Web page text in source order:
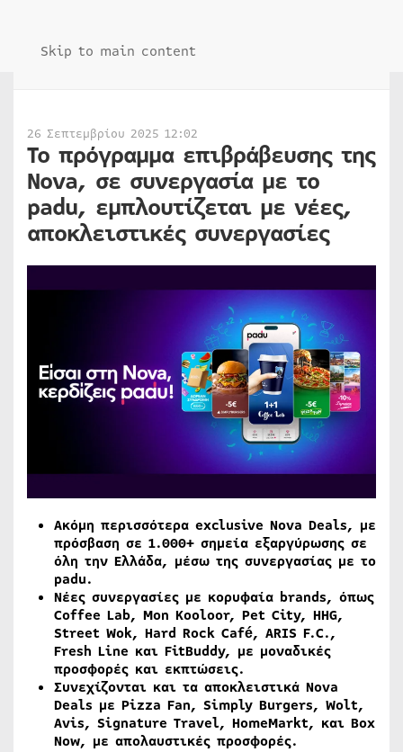
Skip to main content
26 Σεπτεμβρίου 2025 12:02
Το πρόγραμμα επιβράβευσης της
Nova, σε συνεργασία με το
padu, εμπλουτίζεται με νέες,
αποκλειστικές συνεργασίες
Ακόμη περισσότερα exclusive Nova Deals, με
πρόσβαση σε 1.000+ σημεία εξαργύρωσης σε
όλη την Ελλάδα, μέσω της συνεργασίας με το
padu.
Νέες συνεργασίες με κορυφαία brands, όπως
Coffee Lab, Mon Kooloor, Pet City, HHG,
Street Wok, Hard Rock Café, ARIS F.C.,
Fresh Line και FitBuddy, με μοναδικές
προσφορές και εκπτώσεις.
Συνεχίζονται και τα αποκλειστικά Nova
Deals με Pizza Fan, Simply Burgers, Wolt,
Avis, Signature Travel, HomeMarkt, και Box
Now, με απολαυστικές προσφορές.